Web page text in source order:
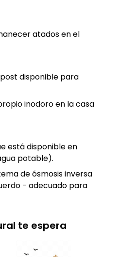
atados en el
disponible para
inodoro en la casa
está disponible en
potable).
de ósmosis inversa
- adecuado para
te espera